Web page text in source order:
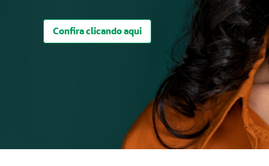
Confira clicando aqui